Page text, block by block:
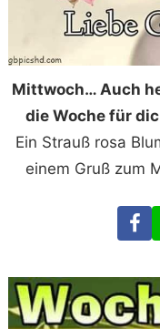
Mittwoch… Auch
die Woche für
Ein Strauß rosa
einem Gruß zum